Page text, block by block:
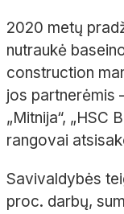
2020 metų
nutraukė
construction
jos partnerėmis
„Mitnija“, „HSC
rangovai
Savivaldybės
proc. darbų,